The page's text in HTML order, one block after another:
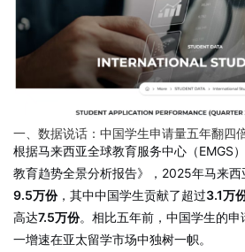
一、数据说话：中国学生申请量五年翻四
根据马来西亚全球教育服务中心（EMGS
教育趋势全景分析报告》，2025年马来
9.5万份，其中中国学生贡献了超过3.1万
高达7.5万份。相比五年前，中国学生的申
一增速在亚太留学市场中独树一帜。